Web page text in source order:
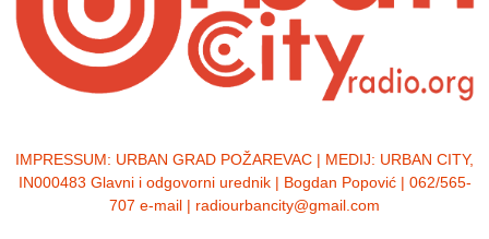
IMPRESSUM: URBAN GRAD POŽAREVAC | MEDIJ: URBAN CITY,
IN000483 Glavni i odgovorni urednik | Bogdan Popović | 062/565-
707 e-mail | radiourbancity@gmail.com